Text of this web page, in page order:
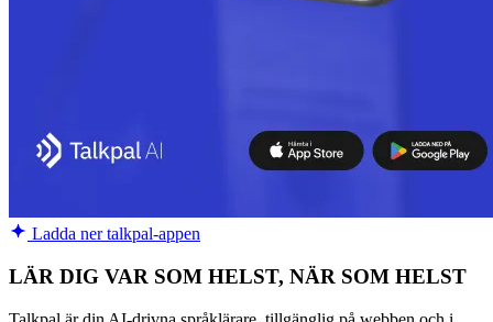
Ladda ner talkpal-appen
LÄR DIG VAR SOM HELST, NÄR SOM HELST